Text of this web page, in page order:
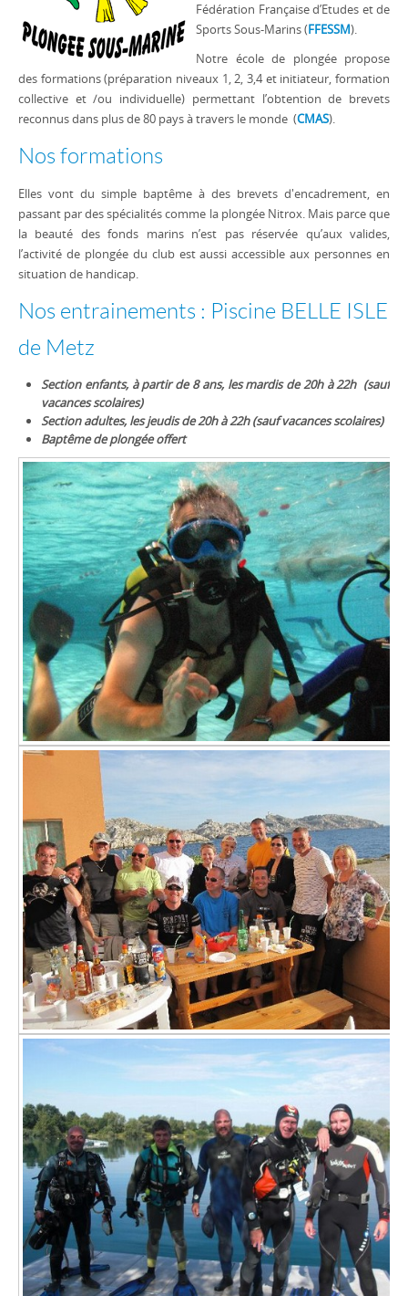
Fédération Française d’Etudes et de
Sports Sous-Marins (FFESSM).
Notre école de plongée propose
des formations (préparation niveaux 1, 2, 3,4 et initiateur, formation
collective et /ou individuelle) permettant l’obtention de brevets
reconnus dans plus de 80 pays à travers le monde (CMAS).
Nos formations
Elles vont du simple baptême à des brevets d'encadrement, en
passant par des spécialités comme la plongée Nitrox. Mais parce que
la beauté des fonds marins n’est pas réservée qu’aux valides,
l’activité de plongée du club est aussi accessible aux personnes en
situation de handicap.
Nos entrainements : Piscine BELLE ISLE
de Metz
Section enfants, à partir de 8 ans, les mardis de20h à 22h (sauf
vacances scolaires)
Section adultes, les jeudis de 20h à 22h (sauf vacances scolaires)
Baptême de plongée offert